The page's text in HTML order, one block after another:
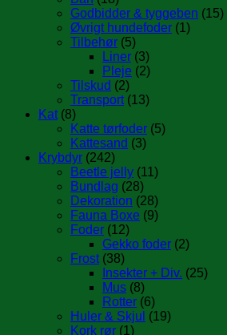
Godbidder & tyggeben (15)
Øvrigt hundefoder (1)
Tilbehør (5)
Liner (3)
Pleje (2)
Tilskud (2)
Transport (13)
Kat (8)
Katte tørfoder (5)
Kattesand (3)
Krybdyr (242)
Beetle jelly (11)
Bundlag (28)
Dekoration (28)
Fauna Boxe (9)
Foder (12)
Gekko foder (2)
Frost (38)
Insekter + Div. (25)
Mus (8)
Rotter (6)
Huler & Skjul (19)
Kork rør (1)